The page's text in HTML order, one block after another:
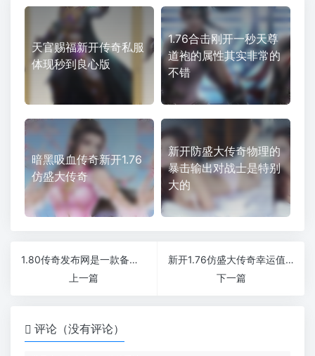
天官赐福新开传奇私服
体现秒到良心版
1.76合击刚开一秒天尊
道袍的属性其实非常的
不错
暗黑吸血传奇新开1.76
仿盛大传奇
新开防盛大传奇物理的
暴击输出对战士是特别
大的
1.80传奇发布网是一款备受瞩目的多人在线角色扮演游戏
上一篇
新开1.76仿盛大传奇幸运值都有哪些好处
下一篇
评论（没有评论）